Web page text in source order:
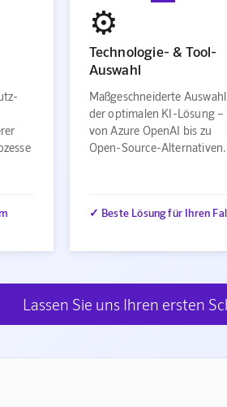
⚙️
Technologie- & Tool-
Auswahl
Maßgeschneiderte Auswahl
der optimalen KI-Lösung –
von Azure OpenAI bis zu
Open-Source-Alternativen.
✓ Beste Lösung für Ihren
Lassen Sie uns Ihren ersten